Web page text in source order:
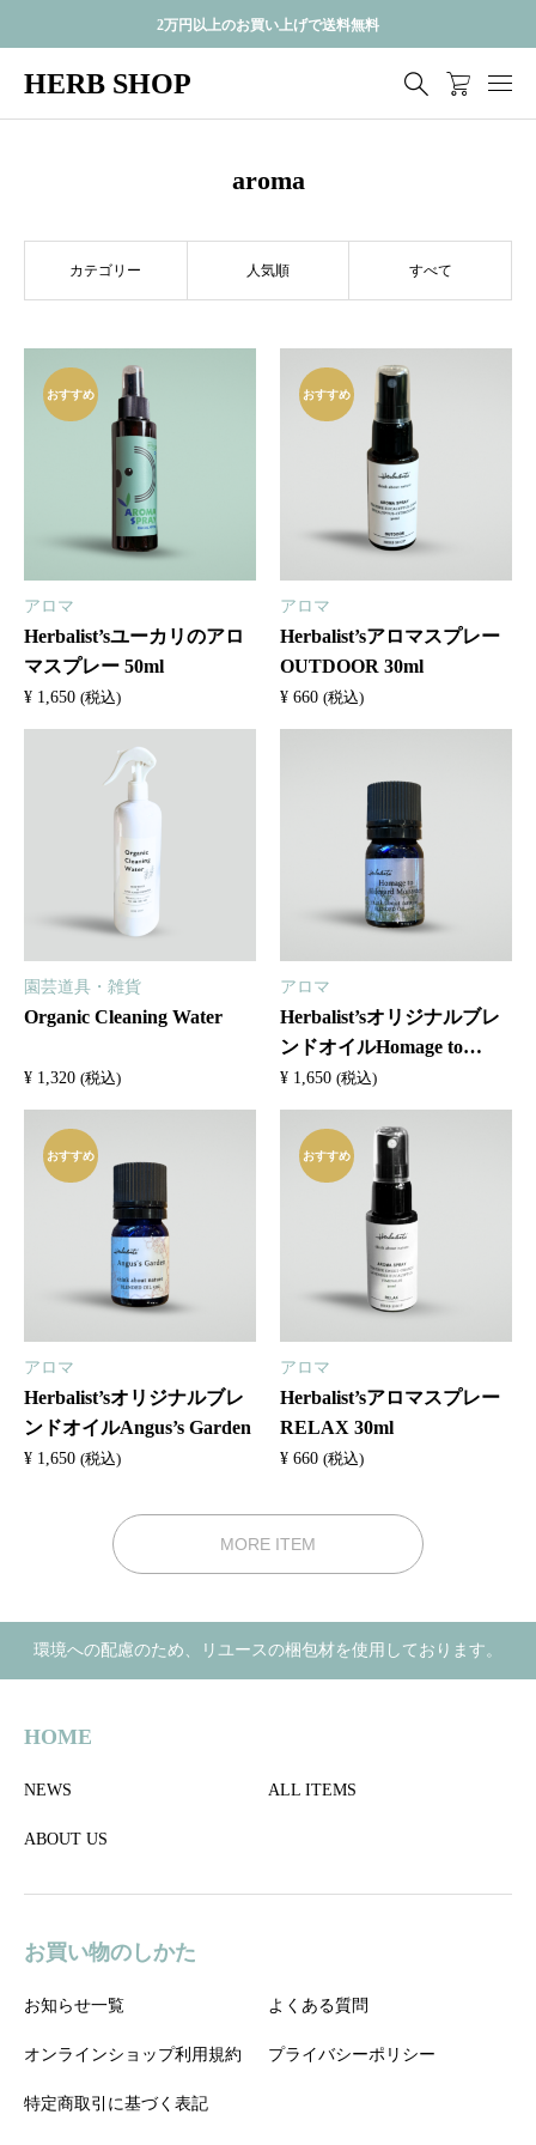
2万円以上のお買い上げで送料無料
HERB SHOP
aroma
カテゴリー 人気順 すべて
アロマ
Herbalist’sユーカリのアロ
マスプレー 50ml
¥ 1,650 (税込)
おすすめ
アロマ
Herbalist’sアロマスプレー
OUTDOOR 30ml
¥ 660 (税込)
おすすめ
園芸道具・雑貨
Organic Cleaning Water
¥ 1,320 (税込)
アロマ
Herbalist’sオリジナルブレ
ンドオイルHomage to
Hildegard Monastery
¥ 1,650 (税込)
アロマ
Herbalist’sオリジナルブレ
ンドオイルAngus’s Garden
¥ 1,650 (税込)
おすすめ
アロマ
Herbalist’sアロマスプレー
RELAX 30ml
¥ 660 (税込)
おすすめ
MORE ITEM
環境への配慮のため、リユースの梱包材を使用しております。
HOME
NEWS ALL ITEMS
ABOUT US
お買い物のしかた
お知らせ一覧 よくある質問
オンラインショップ利用規約 プライバシーポリシー
特定商取引に基づく表記